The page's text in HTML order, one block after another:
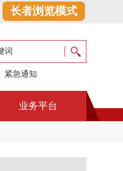
长者浏览模式
紧急通知
业务平台